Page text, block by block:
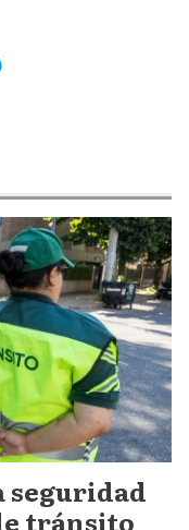
seguridad
tránsito